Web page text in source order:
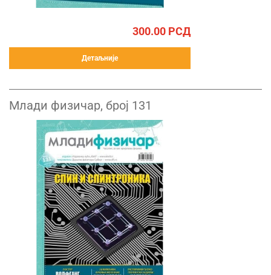
300.00 РСД
Детаљније
Млади физичар, број 131